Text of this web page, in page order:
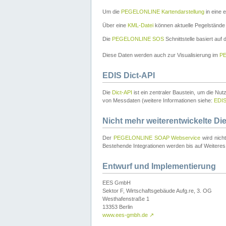
Um die PEGELONLINE Kartendarstellung in eine
Über eine KML-Datei können aktuelle
Die PEGELONLINE SOS Schnittstelle basiert auf
Diese Daten werden auch zur Visualisierung im
EDIS Dict-API
Die Dict-API ist ein zentraler Baustein, um die
von Messdaten (weitere Informationen siehe:
Nicht mehr weiterentwickelte
Der PEGELONLINE SOAP Webservice wird
Bestehende Integrationen werden bis auf
Entwurf und Implementierung
EES GmbH
Sektor F, Wirtschaftsgebäude Aufg.re, 3. OG
Westhafenstraße 1
13353 Berlin
www.ees-gmbh.de ↗